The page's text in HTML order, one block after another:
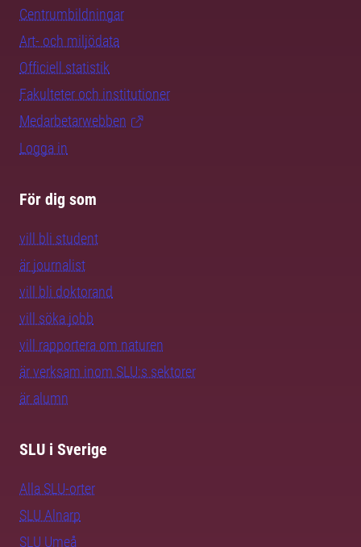
Centrumbildningar
Art- och miljödata
Officiell statistik
Fakulteter och institutioner
Medarbetarwebben
Logga in
För dig som
vill bli student
är journalist
vill bli doktorand
vill söka jobb
vill rapportera om naturen
är verksam inom SLU:s sektorer
är alumn
SLU i Sverige
Alla SLU-orter
SLU Alnarp
SLU Umeå